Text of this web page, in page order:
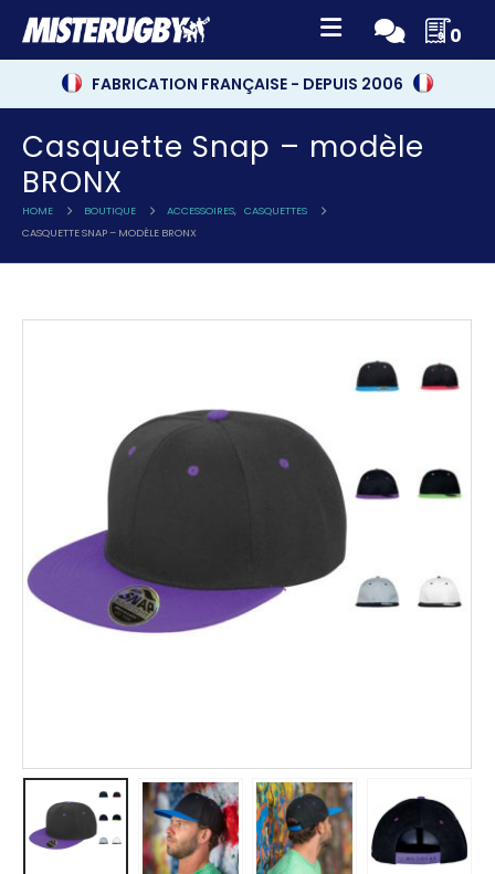
0
FABRICATION FRANÇAISE - DEPUIS 2006
Casquette Snap – modèle
BRONX
HOME BOUTIQUE ACCESSOIRES, CASQUETTES
CASQUETTE SNAP – MODÈLE BRONX